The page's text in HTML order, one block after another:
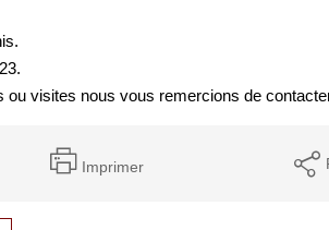
ou visites nous vous remercions de
Imprimer